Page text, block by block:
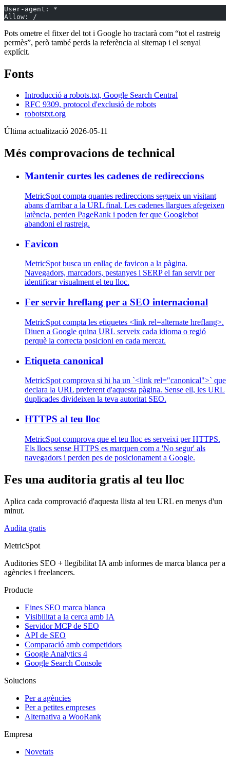
User-agent: *
Allow: /
Pots ometre el fitxer del tot i Google ho tractarà com “tot el rastreig
permès”, però també perds la referència al sitemap i el senyal
explícit.
Fonts
Introducció a robots.txt, Google Search Central
RFC 9309, protocol d'exclusió de robots
robotstxt.org
Última actualització 2026-05-11
Més comprovacions de technical
Mantenir curtes les cadenes de redireccions
MetricSpot compta quantes redireccions segueix un visitant
abans d'arribar a la URL final. Les cadenes llargues afegeixen
latència, perden PageRank i poden fer que Googlebot
abandoni el rastreig.
Favicon
MetricSpot busca un enllaç de favicon a la pàgina.
Navegadors, marcadors, pestanyes i SERP el fan servir per
identificar visualment el teu lloc.
Fer servir hreflang per a SEO internacional
MetricSpot compta les etiquetes <link rel=alternate hreflang>.
Diuen a Google quina URL serveix cada idioma o regió
perquè la correcta posicioni en cada mercat.
Etiqueta canonical
MetricSpot comprova si hi ha un `<link rel="canonical">` que
declara la URL preferent d'aquesta pàgina. Sense ell, les URL
duplicades divideixen la teva autoritat SEO.
HTTPS al teu lloc
MetricSpot comprova que el teu lloc es serveixi per HTTPS.
Els llocs sense HTTPS es marquen com a 'No segur' als
navegadors i perden pes de posicionament a Google.
Fes una auditoria gratis al teu lloc
Aplica cada comprovació d'aquesta llista al teu URL en menys d'un
minut.
Audita gratis
MetricSpot
Auditories SEO + llegibilitat IA amb informes de marca blanca per a
agències i freelancers.
Producte
Eines SEO marca blanca
Visibilitat a la cerca amb IA
Servidor MCP de SEO
API de SEO
Comparació amb competidors
Google Analytics 4
Google Search Console
Solucions
Per a agències
Per a petites empreses
Alternativa a WooRank
Empresa
Novetats